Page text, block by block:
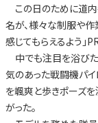
この日のために道内
名が、様々な制服や
感じてもらえるよう」
中でも注目を浴び
気のあった戦闘機パイ
を颯爽と歩きポーズ
がった。